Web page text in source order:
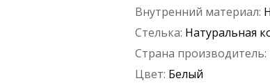
Внутренний материал:
Стелька: Натуральная
Страна производитель:
Цвет: Белый